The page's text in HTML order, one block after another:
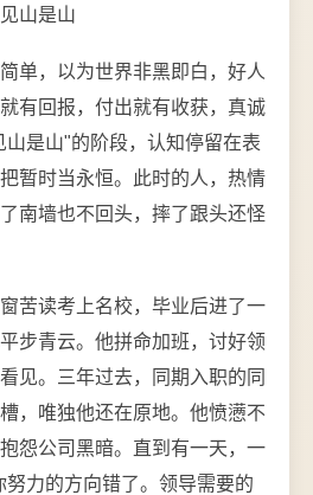
山是山
单，以为世界非黑即白，好人
有回报，付出就有收获，真诚
是山"的阶段，认知停留在表
暂时当永恒。此时的人，热情
南墙也不回头，摔了跟头还怪
苦读考上名校，毕业后进了一
步青云。他拼命加班，讨好领
见。三年过去，同期入职的同
，唯独他还在原地。他愤懑不
怨公司黑暗。直到有一天，一
力的方向错了。领导需要的